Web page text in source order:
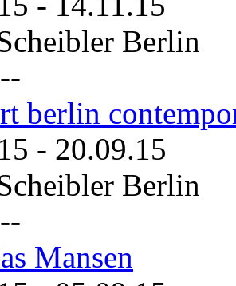
Berlin
berlin
- 20.09.15
Berlin
Mansen